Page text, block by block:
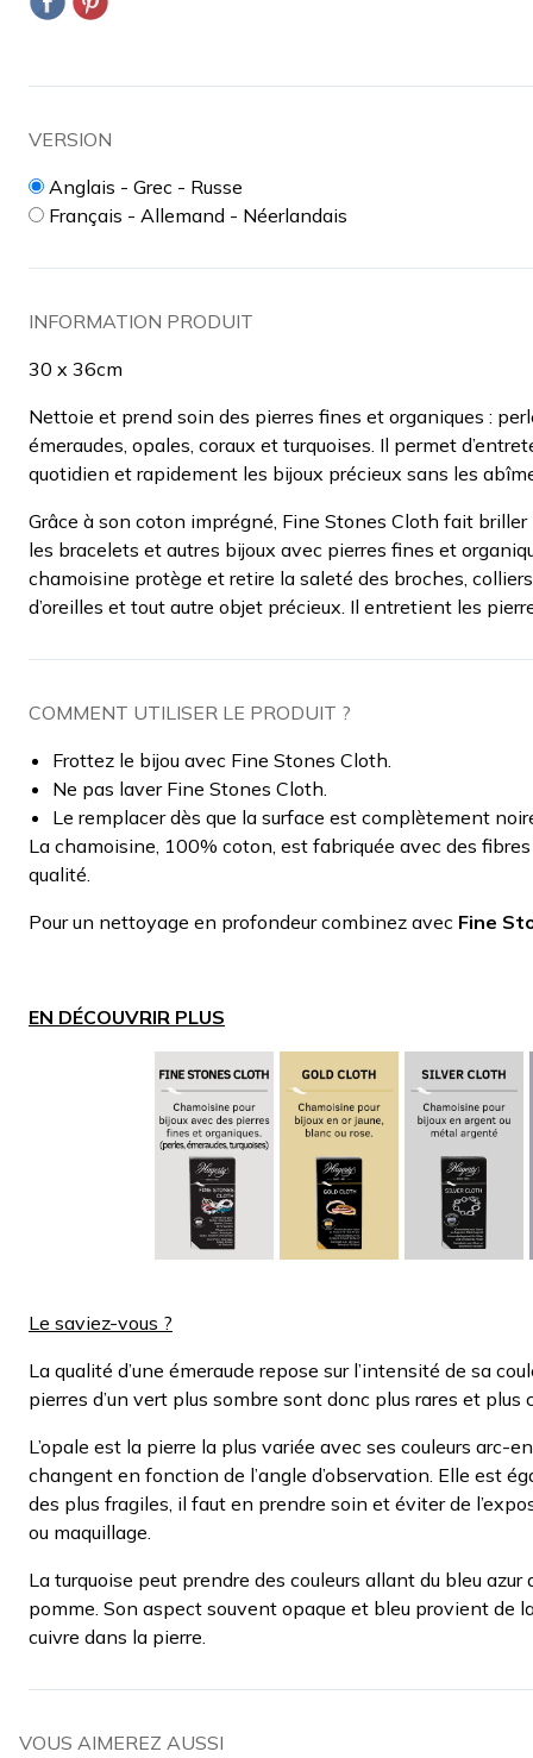
VERSION
Anglais - Grec - Russe
Français - Allemand - Néerlandais
INFORMATION PRODUIT
30 x 36cm
Nettoie et prend soin des pierres fines et organiques :
émeraudes, opales, coraux et turquoises. Il permet
quotidien et rapidement les bijoux précieux sans les
Grâce à son coton imprégné, Fine Stones Cloth fait briller
les bracelets et autres bijoux avec pierres fines et
chamoisine protège et retire la saleté des broches,
d’oreilles et tout autre objet précieux. Il entretient les
COMMENT UTILISER LE PRODUIT ?
Frottez le bijou avec Fine Stones Cloth.
Ne pas laver Fine Stones Cloth.
Le remplacer dès que la surface est complètement
La chamoisine, 100% coton, est fabriquée avec des
qualité.
Pour un nettoyage en profondeur combinez avec Fine
EN DÉCOUVRIR PLUS
Le saviez-vous ?
La qualité d’une émeraude repose sur l’intensité de sa
pierres d’un vert plus sombre sont donc plus rares et plus
L’opale est la pierre la plus variée avec ses couleurs arc-
changent en fonction de l’angle d’observation. Elle est
des plus fragiles, il faut en prendre soin et éviter de
ou maquillage.
La turquoise peut prendre des couleurs allant du bleu azur
pomme. Son aspect souvent opaque et bleu provient de
cuivre dans la pierre.
VOUS AIMEREZ AUSSI